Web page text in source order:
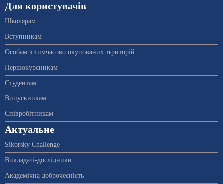
Для користувачів
Школярам
Вступникам
Особам з тимчасово окупованих територій
Першокурсникам
Студентам
Випускникам
Співробітникам
Актуальне
Sikorsky Challenge
Викладачі-дослідники
Академічна доброчесність